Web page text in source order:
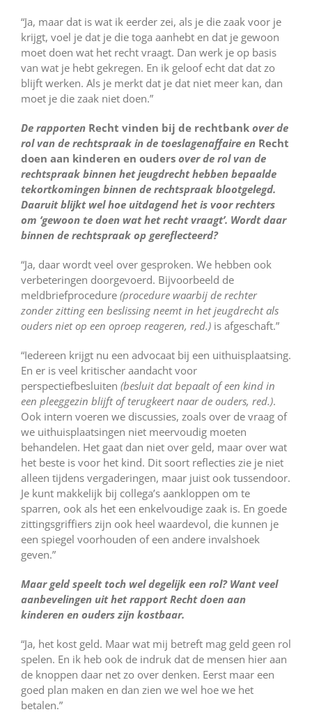
“Ja, maar dat is wat ik eerder zei, als je die zaak voor je
krijgt, voel je dat je die toga aanhebt en dat je gewoon
moet doen wat het recht vraagt. Dan werk je op basis
van wat je hebt gekregen. En ik geloof echt dat dat zo
blijft werken. Als je merkt dat je dat niet meer kan, dan
moet je die zaak niet doen.”
De rapporten Recht vinden bij de rechtbank over de
rol van de rechtspraak in de toeslagenaffaire en Recht
doen aan kinderen en ouders over de rol van de
rechtspraak binnen het jeugdrecht hebben bepaalde
tekortkomingen binnen de rechtspraak blootgelegd.
Daaruit blijkt wel hoe uitdagend het is voor rechters
om ‘gewoon te doen wat het recht vraagt’. Wordt daar
binnen de rechtspraak op gereflecteerd?
“Ja, daar wordt veel over gesproken. We hebben ook
verbeteringen doorgevoerd. Bijvoorbeeld de
meldbriefprocedure (procedure waarbij de rechter
zonder zitting een beslissing neemt in het jeugdrecht als
ouders niet op een oproep reageren, red.) is afgeschaft.”
“Iedereen krijgt nu een advocaat bij een uithuisplaatsing.
En er is veel kritischer aandacht voor
perspectiefbesluiten (besluit dat bepaalt of een kind in
een pleeggezin blijft of terugkeert naar de ouders, red.).
Ook intern voeren we discussies, zoals over de vraag of
we uithuisplaatsingen niet meervoudig moeten
behandelen. Het gaat dan niet over geld, maar over wat
het beste is voor het kind. Dit soort reflecties zie je niet
alleen tijdens vergaderingen, maar juist ook tussendoor.
Je kunt makkelijk bij collega’s aankloppen om te
sparren, ook als het een enkelvoudige zaak is. En goede
zittingsgriffiers zijn ook heel waardevol, die kunnen je
een spiegel voorhouden of een andere invalshoek
geven.”
Maar geld speelt toch wel degelijk een rol? Want veel
aanbevelingen uit het rapport Recht doen aan
kinderen en ouders zijn kostbaar.
“Ja, het kost geld. Maar wat mij betreft mag geld geen rol
spelen. En ik heb ook de indruk dat de mensen hier aan
de knoppen daar net zo over denken. Eerst maar een
goed plan maken en dan zien we wel hoe we het
betalen.”